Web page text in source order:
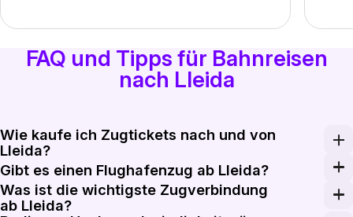
FAQ und Tipps für Bahnreisen
nach Lleida
Wie kaufe ich Zugtickets nach und von
Lleida?
Buchen Sie Zugtickets nach und von Lleida bei Rail
Gibt es einen Flughafenzug ab Lleida?
Lleida verfügt über keine direkte Bahnverbindung
Was ist die wichtigste Zugverbindung
ab Lleida?